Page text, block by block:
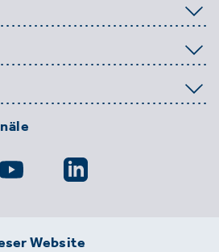
Website